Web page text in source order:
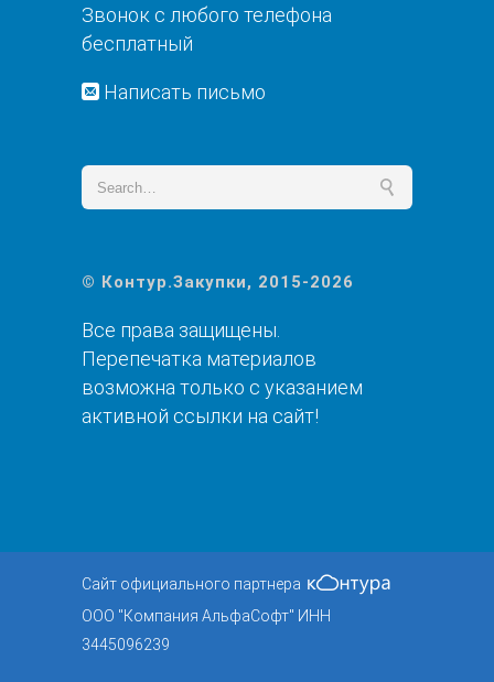
Звонок с любого телефона
бесплатный
Написать письмо
© Контур.Закупки, 2015-2026
Все права защищены.
Перепечатка материалов
возможна только с указанием
активной ссылки на сайт!
Сайт официального партнера
ООО "Компания АльфаСофт" ИНН
3445096239